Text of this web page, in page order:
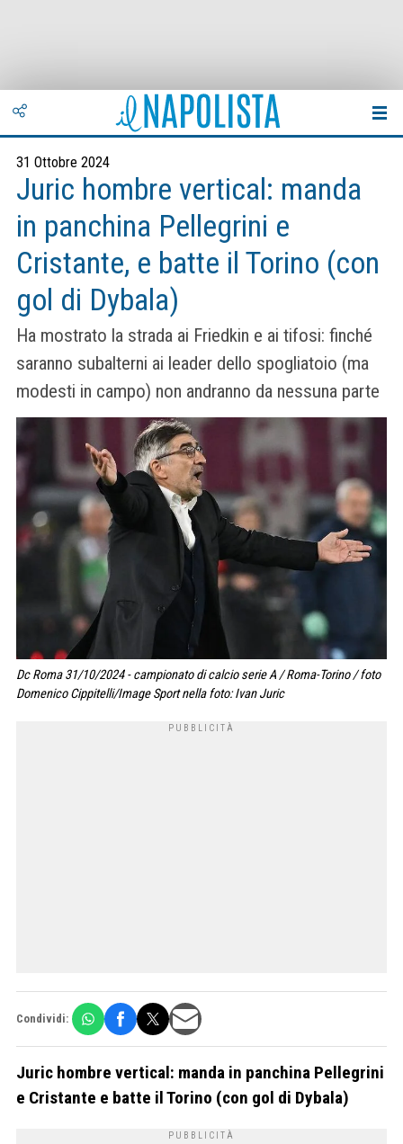
31 Ottobre 2024
Juric hombre vertical: manda
in panchina Pellegrini e
Cristante, e batte il Torino (con
gol di Dybala)
Ha mostrato la strada ai Friedkin e ai tifosi: finché
saranno subalterni ai leader dello spogliatoio (ma
modesti in campo) non andranno da nessuna parte
Dc Roma 31/10/2024 - campionato di calcio serie A / Roma-Torino / foto
Domenico Cippitelli/Image Sport nella foto: Ivan Juric
Condividi:
Juric hombre vertical: manda in panchina Pellegrini
e Cristante e batte il Torino (con gol di Dybala)